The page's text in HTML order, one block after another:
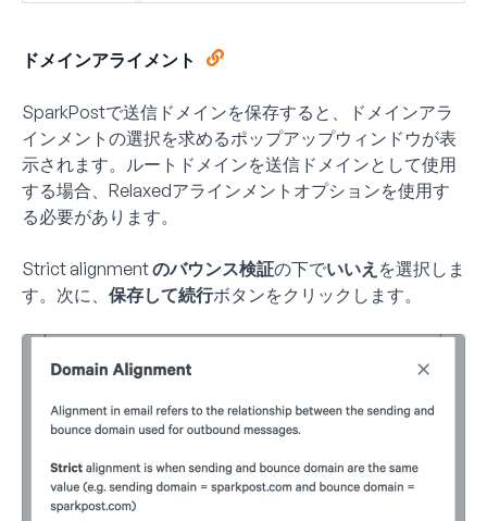
ドメインアライメント
SparkPostで送信ドメインを保存すると、ドメインアラ
インメントの選択を求めるポップアップウィンドウが表
示されます。ルートドメインを送信ドメインとして使用
する場合、 Relaxedアラインメントオプションを使用す
る必要があります。
Strict alignment のバウンス検証の下でいいえ を選択しま
す。次に、 保存して続行ボタンをクリックします。